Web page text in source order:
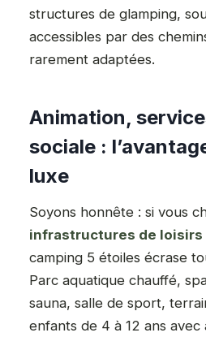
structures de glamping,
accessibles par des
rarement adaptées.
Animation,
sociale :
luxe
Soyons honnête : si vous
infrastructures de
camping 5 étoiles écrase
Parc aquatique chauffé,
sauna, salle de sport,
enfants de 4 à 12 ans avec